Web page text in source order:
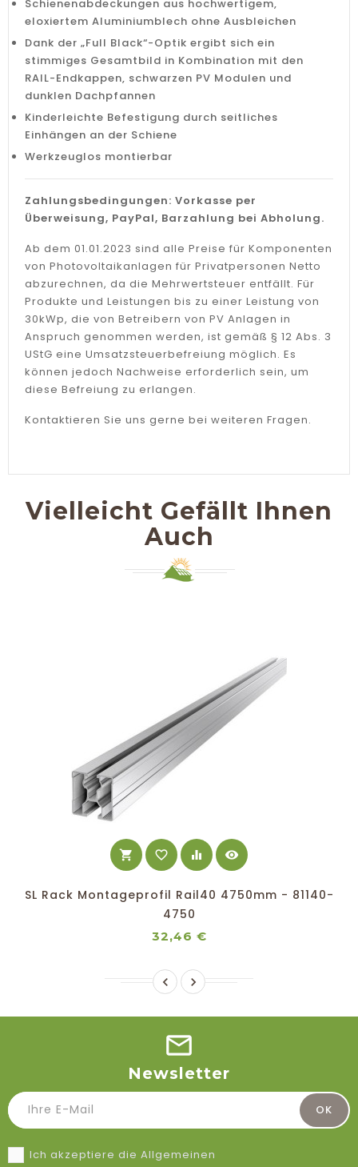
Schienenabdeckungen aus hochwertigem,
eloxiertem Aluminiumblech ohne Ausbleichen
Dank der „Full Black“-Optik ergibt sich ein
stimmiges Gesamtbild in Kombination mit den
RAIL-Endkappen, schwarzen PV Modulen und
dunklen Dachpfannen
Kinderleichte Befestigung durch seitliches
Einhängen an der Schiene
Werkzeuglos montierbar
Zahlungsbedingungen: Vorkasse per
Überweisung, PayPal, Barzahlung bei Abholung.
Ab dem 01.01.2023 sind alle Preise für Komponenten
von Photovoltaikanlagen für Privatpersonen Netto
abzurechnen, da die Mehrwertsteuer entfällt. Für
Produkte und Leistungen bis zu einer Leistung von
30kWp, die von Betreibern von PV Anlagen in
Anspruch genommen werden, ist gemäß § 12 Abs. 3
UStG eine Umsatzsteuerbefreiung möglich. Es
können jedoch Nachweise erforderlich sein, um
diese Befreiung zu erlangen.
Kontaktieren Sie uns gerne bei weiteren Fragen.
Vielleicht Gefällt Ihnen
Auch
shopping_cart favorite_border equalizer visibility
SL Rack Montageprofil Rail40 4750mm - 81140-
4750
32,46 €Preis
 
Newsletter
Ich akzeptiere die Allgemeinen